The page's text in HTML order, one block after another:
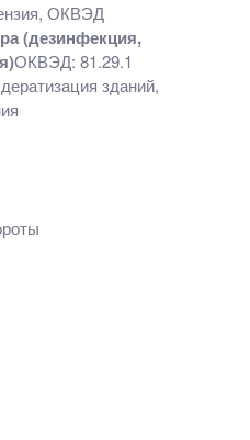
ОКВЭД
(дезинфекция,
ОКВЭД: 81.29.1
зданий,